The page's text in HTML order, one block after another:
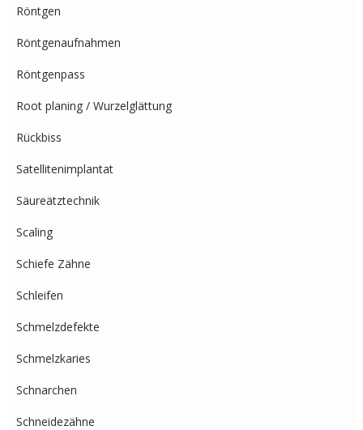
Röntgen
Röntgenaufnahmen
Röntgenpass
Root planing / Wurzelglättung
Rückbiss
Satellitenimplantat
Säureätztechnik
Scaling
Schiefe Zähne
Schleifen
Schmelzdefekte
Schmelzkaries
Schnarchen
Schneidezähne